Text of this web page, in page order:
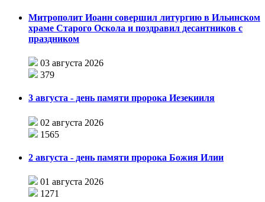
Митрополит Иоанн совершил литургию в Ильинском
храме Старого Оскола и поздравил десантников с
праздником
03 августа 2026
379
3 августа - день памяти пророка Иезекииля
02 августа 2026
1565
2 августа - день памяти пророка Божия Илии
01 августа 2026
1271